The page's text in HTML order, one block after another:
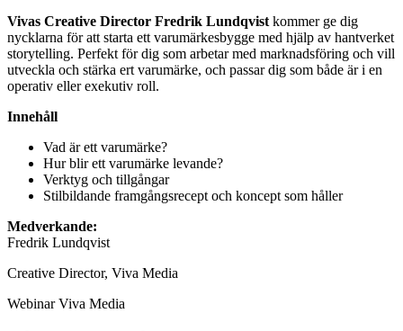
Vivas Creative Director Fredrik Lundqvist kommer ge dig
nycklarna för att starta ett varumärkesbygge med hjälp av hantverket
storytelling. Perfekt för dig som arbetar med marknadsföring och vill
utveckla och stärka ert varumärke, och passar dig som både är i en
operativ eller exekutiv roll.
Innehåll
Vad är ett varumärke?
Hur blir ett varumärke levande?
Verktyg och tillgångar
Stilbildande framgångsrecept och koncept som håller
Medverkande:
Fredrik Lundqvist
Creative Director, Viva Media
Webinar Viva Media